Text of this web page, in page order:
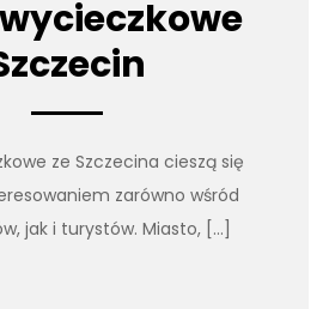
ze Szczecina cieszą się
zarówno wśród
jak i turystów. Miasto, […]